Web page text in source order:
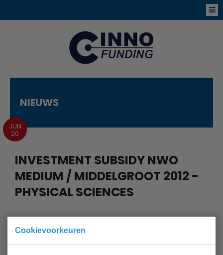
Cookievoorkeuren
NIEUWS
JUN
20
INVESTMENT SUBSIDY NWO
MEDIUM / MIDDELGROOT 2012 -
PHYSICAL SCIENCES
for applications for the Investment Subsidy NWO